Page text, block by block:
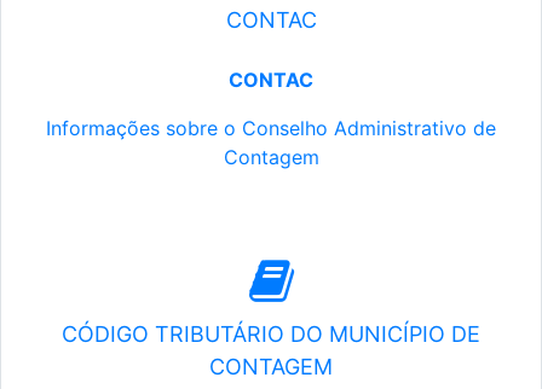
CONTAC
CONTAC
Informações sobre o Conselho Administrativo de
Contagem
CÓDIGO TRIBUTÁRIO DO MUNICÍPIO DE
CONTAGEM